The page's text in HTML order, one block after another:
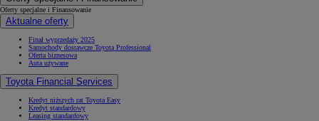
Oferty specjalne i Finansowanie
Aktualne oferty
Finał wyprzedaży 2025
Samochody dostawcze Toyota Professional
Oferta biznesowa
Auta używane
Toyota Financial Services
Kredyt niższych rat Toyota Easy
Kredyt standardowy
Leasing standardowy